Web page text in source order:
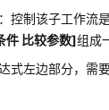
控制该子工作流是
件 比较参数]组成
式左边部分，需